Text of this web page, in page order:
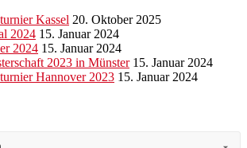
Kassel 20. Oktober 2025
2024 15. Januar 2024
2024 15. Januar 2024
2023 in Münster 15. Januar 2024
Hannover 2023 15. Januar 2024